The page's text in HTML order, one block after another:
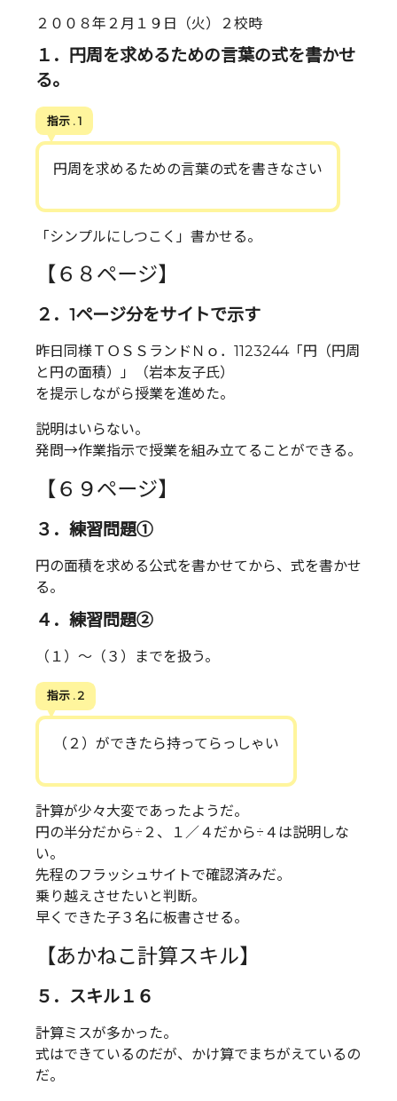
２００８年２月１９日（火）２校時
１．円周を求めるための言葉の式を書かせ
る。
指示 . 1
円周を求めるための言葉の式を書きなさい
「シンプルにしつこく」書かせる。
【６８ページ】
２．1ページ分をサイトで示す
昨日同様ＴＯＳＳランドＮｏ．1123244「円（円周
と円の面積）」（岩本友子氏）
を提示しながら授業を進めた。
説明はいらない。
発問→作業指示で授業を組み立てることができる。
【６９ページ】
３．練習問題①
円の面積を求める公式を書かせてから、式を書かせ
る。
４．練習問題②
（１）～（３）までを扱う。
指示 . 2
（２）ができたら持ってらっしゃい
計算が少々大変であったようだ。
円の半分だから÷２、１／４だから÷４は説明しな
い。
先程のフラッシュサイトで確認済みだ。
乗り越えさせたいと判断。
早くできた子３名に板書させる。
【あかねこ計算スキル】
５．スキル１６
計算ミスが多かった。
式はできているのだが、かけ算でまちがえているの
だ。